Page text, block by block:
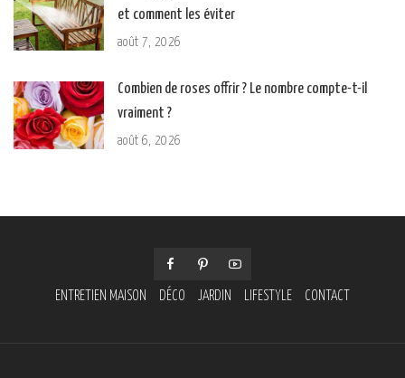
et comment les éviter
août 7, 2026
Combien de roses offrir ? Le nombre compte-t-il
vraiment ?
août 6, 2026
ENTRETIEN MAISON DÉCO JARDIN LIFESTYLE CONTACT